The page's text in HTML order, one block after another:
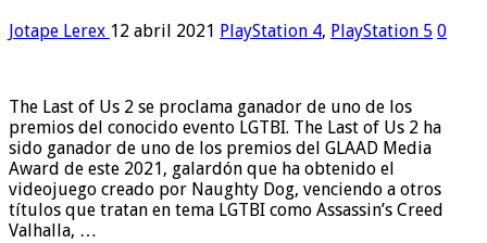
Jotape Lerex 12 abril 2021 PlayStation 4, PlayStation 5 0
The Last of Us 2 se proclama ganador de uno de los
premios del conocido evento LGTBI. The Last of Us 2 ha
sido ganador de uno de los premios del GLAAD Media
Award de este 2021, galardón que ha obtenido el
videojuego creado por Naughty Dog, venciendo a otros
títulos que tratan en tema LGTBI como Assassin’s Creed
Valhalla, …